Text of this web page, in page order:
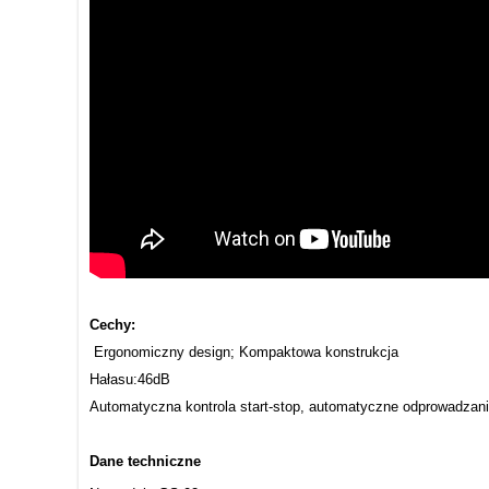
Cechy:
Ergonomiczny design; Kompaktowa konstrukcja
Hałasu:46dB
Automatyczna kontrola start-stop, automatyczne
Dane techniczne